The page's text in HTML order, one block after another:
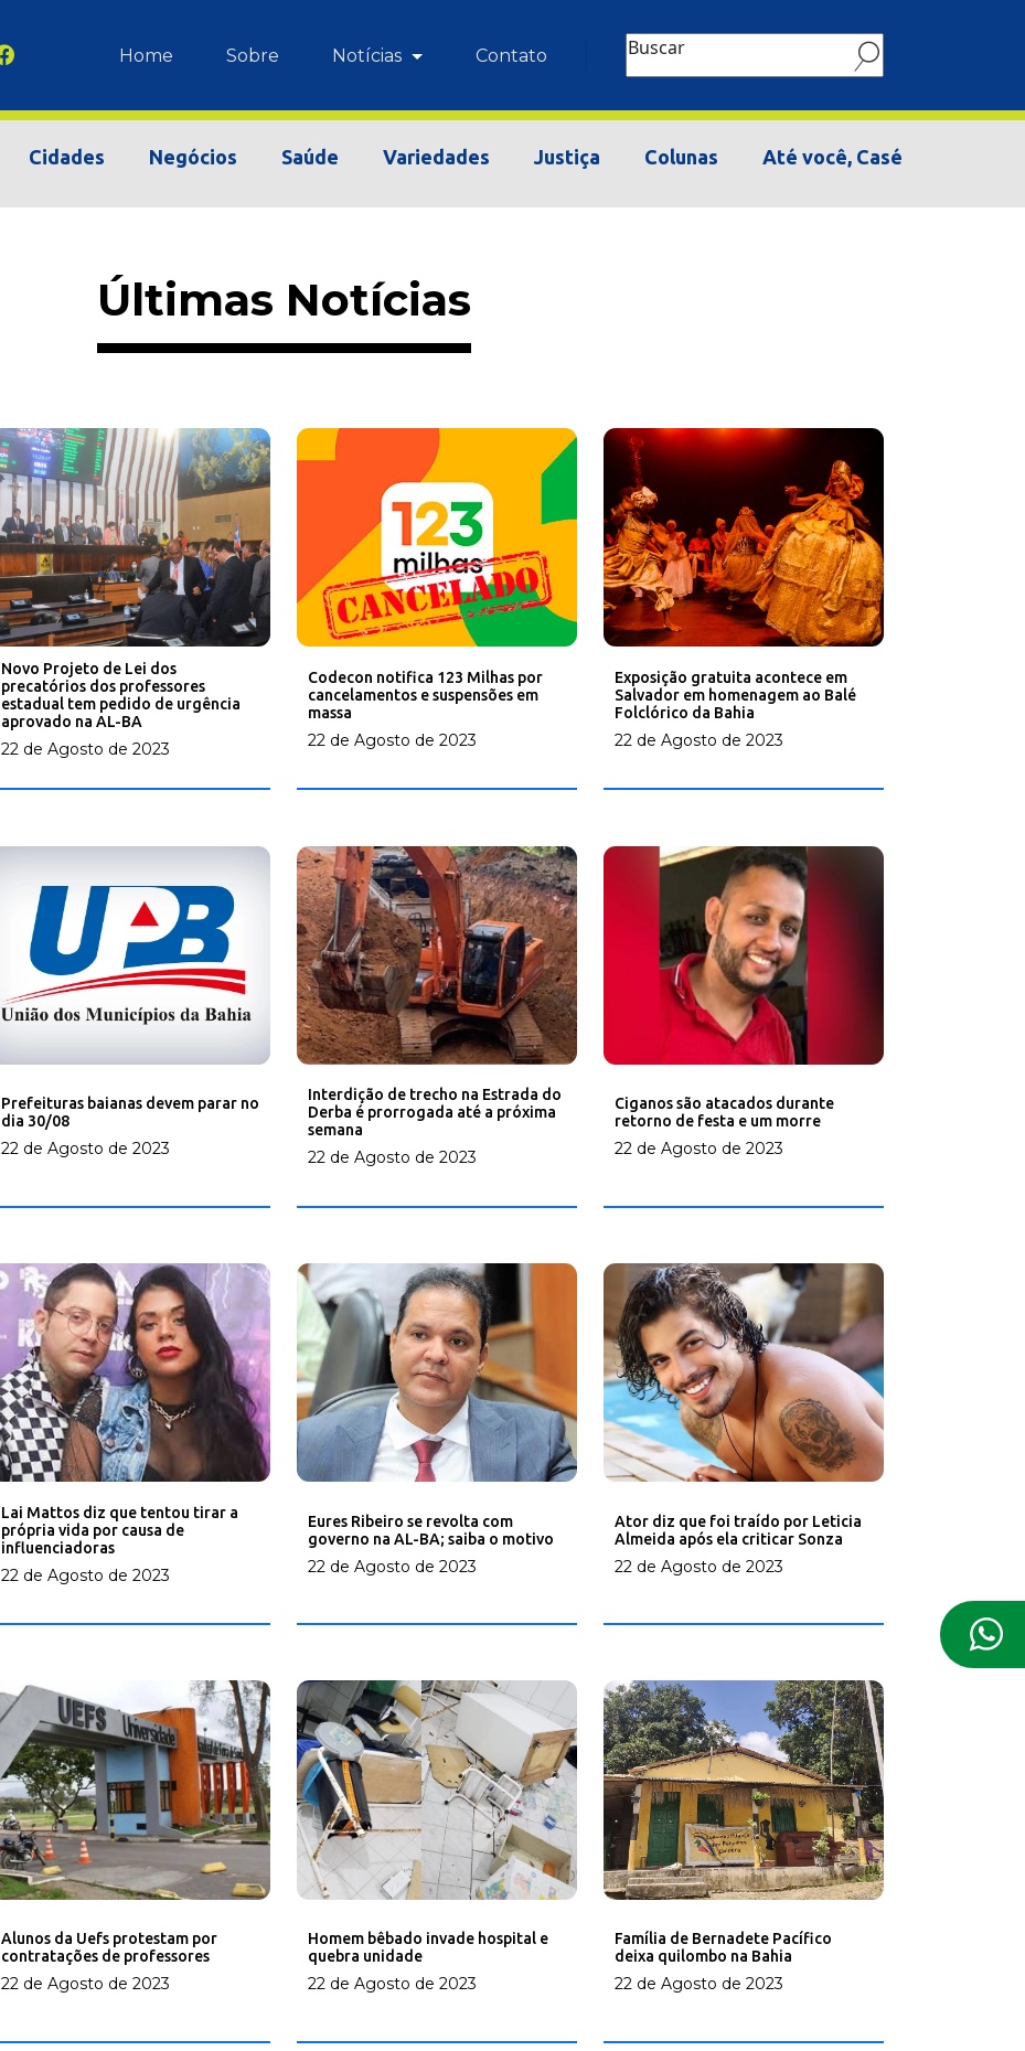
Home Sobre Notícias Contato Buscar
Cidades Negócios Saúde Variedades Justiça Colunas Até você, Casé
Últimas Notícias
Novo Projeto de Lei dos
precatórios dos professores
estadual tem pedido de urgência
aprovado na AL-BA
22 de Agosto de 2023
Codecon notifica 123 Milhas por
cancelamentos e suspensões em
massa
22 de Agosto de 2023
Exposição gratuita acontece em
Salvador em homenagem ao Balé
Folclórico da Bahia
22 de Agosto de 2023
Prefeituras baianas devem parar no
dia 30/08
22 de Agosto de 2023
Interdição de trecho na Estrada do
Derba é prorrogada até a próxima
semana
22 de Agosto de 2023
Ciganos são atacados durante
retorno de festa e um morre
22 de Agosto de 2023
Lai Mattos diz que tentou tirar a
própria vida por causa de
influenciadoras
22 de Agosto de 2023
Eures Ribeiro se revolta com
governo na AL-BA; saiba o motivo
22 de Agosto de 2023
Ator diz que foi traído por Leticia
Almeida após ela criticar Sonza
22 de Agosto de 2023
Alunos da Uefs protestam por
contratações de professores
22 de Agosto de 2023
Homem bêbado invade hospital e
quebra unidade
22 de Agosto de 2023
Família de Bernadete Pacífico
deixa quilombo na Bahia
22 de Agosto de 2023